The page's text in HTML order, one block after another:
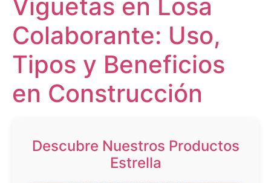
Viguetas en Losa
Colaborante: Uso,
Tipos y Beneficios
en Construcción
Descubre Nuestros Productos
Estrella